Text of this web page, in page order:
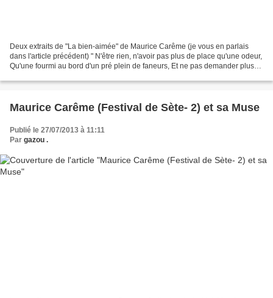
Deux extraits de "La bien-aimée" de Maurice Carême (je vous en parlais
dans l'article précédent) " N'être rien, n'avoir pas plus de place qu'une odeur,
Qu'une fourmi au bord d'un pré plein de faneurs, Et ne pas demander plus
Maurice Carême (Festival de Sète- 2) et sa Muse
Publié le 27/07/2013 à 11:11
Par gazou .